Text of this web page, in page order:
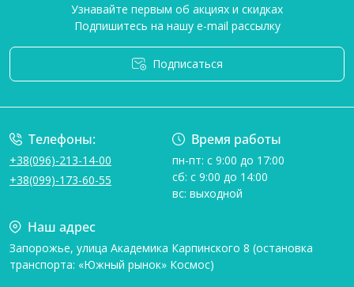
Узнавайте первым об акциях и скидках
Подпишитесь на нашу e-mail рассылку
Подписаться
Телефоны:
+38(096)-213-14-00
+38(099)-173-60-55
Время работы
пн-пт: с 9:00 до 17:00
сб: с 9:00 до 14:00
вс: выходной
Наш адрес
Запорожье, улица Академика Карпинского 8 (остановка
транспорта: «Южный рынок» Космос)